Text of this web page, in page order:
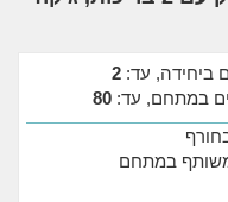
ביחידה, עד: 2
במתחם, עד: 80
במתחם